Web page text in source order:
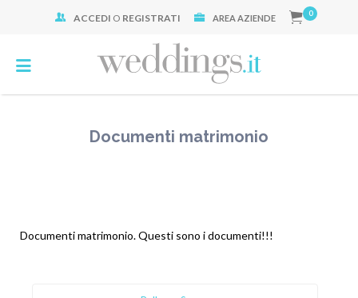
ACCEDI O REGISTRATI AREA AZIENDE 0
Documenti matrimonio
Documenti matrimonio. Questi sono i documenti!!!